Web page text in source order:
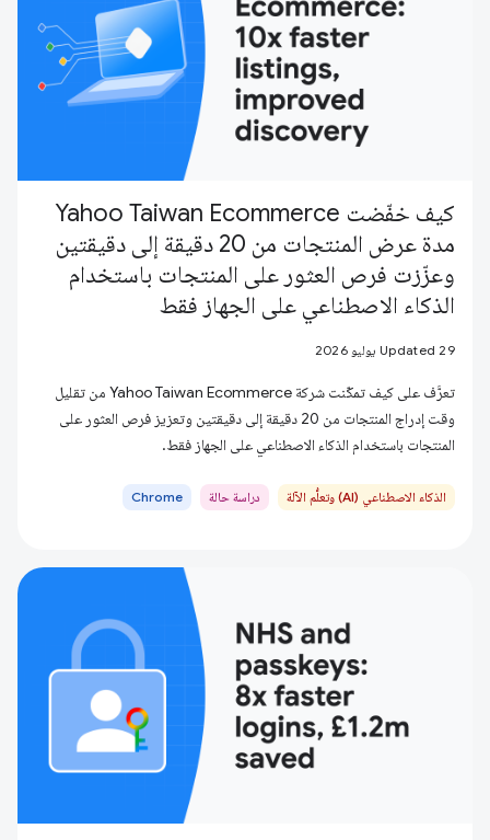
كيف خفّضت Yahoo Taiwan Ecommerce
مدة عرض المنتجات من 20 دقيقة إلى دقيقتين
وعزّزت فرص العثور على المنتجات باستخدام
الذكاء الاصطناعي على الجهاز فقط
Updated 29 يوليو 2026
تعرَّف على كيف تمكّنت شركة Yahoo Taiwan Ecommerce من تقليل
وقت إدراج المنتجات من 20 دقيقة إلى دقيقتين وتعزيز فرص العثور على
المنتجات باستخدام الذكاء الاصطناعي على الجهاز فقط.
الذكاء الاصطناعي (AI) وتعلُّم الآلة دراسة حالة Chrome